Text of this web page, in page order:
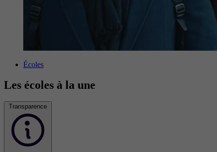
Écoles
Les écoles à la une
Transparence